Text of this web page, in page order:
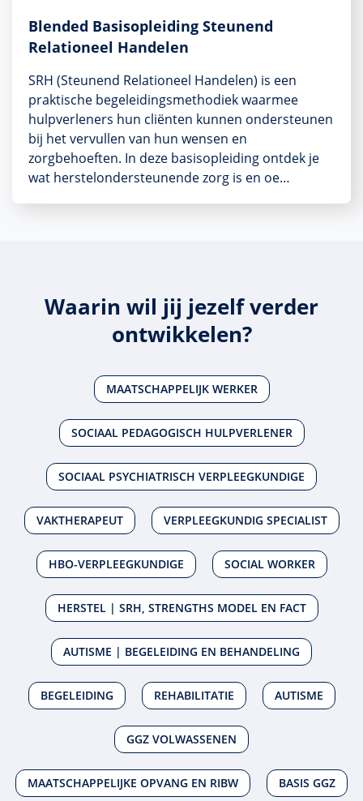
Blended Basisopleiding Steunend
Relationeel Handelen
SRH (Steunend Relationeel Handelen) is een
praktische begeleidingsmethodiek waarmee
hulpverleners hun cliënten kunnen ondersteunen
bij het vervullen van hun wensen en
zorgbehoeften. In deze basisopleiding ontdek je
wat herstelondersteunende zorg is en oe…
Waarin wil jij jezelf verder
ontwikkelen?
MAATSCHAPPELIJK WERKER
SOCIAAL PEDAGOGISCH HULPVERLENER
SOCIAAL PSYCHIATRISCH VERPLEEGKUNDIGE
VAKTHERAPEUT VERPLEEGKUNDIG SPECIALIST
HBO-VERPLEEGKUNDIGE SOCIAL WORKER
HERSTEL | SRH, STRENGTHS MODEL EN FACT
AUTISME | BEGELEIDING EN BEHANDELING
BEGELEIDING REHABILITATIE AUTISME
GGZ VOLWASSENEN
MAATSCHAPPELIJKE OPVANG EN RIBW BASIS GGZ